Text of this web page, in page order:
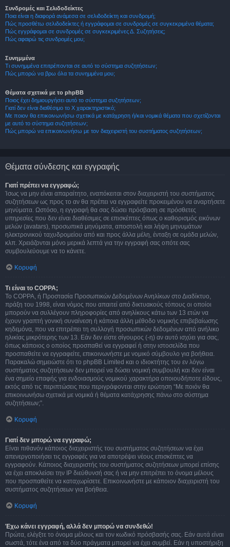
Συνδρομές και Σελιδοδείκτες
Ποια είναι η διαφορά ανάμεσα σε σελιδοδείκτη και συνδρομή;
Πώς προσθέτω σελιδοδείκτες ή εγγράφομαι σε συνδρομές σε συγκεκριμένα θέματα;
Πώς εγγράφομαι σε συνδρομές σε συγκεκριμένες Δ. Συζητήσεις;
Πώς αφαιρώ τις συνδρομές μου;
Συνημμένα
Τι συνημμένα επιτρέπονται σε αυτό το σύστημα συζητήσεων;
Πώς μπορώ να βρω όλα τα συνημμένα μου;
Θέματα σχετικά με το phpBB
Ποιος έχει δημιουργήσει αυτό το σύστημα συζητήσεων;
Γιατί δεν είναι διαθέσιμο το Χ χαρακτηριστικό;
Με ποιον θα επικοινωνήσω σχετικά με κατάχρηση ή/και νομικά θέματα που σχετίζονται
με αυτό το σύστημα συζητήσεων;
Πώς μπορώ να επικοινωνήσω με τον διαχειριστή του συστήματος συζητήσεων;
Θέματα σύνδεσης και εγγραφής
Γιατί πρέπει να εγγραφώ;
Ίσως να μην είναι απαραίτητο, εναπόκειται στον διαχειριστή του συστήματος
συζητήσεων ως προς το αν θα πρέπει να εγγραφείτε προκειμένου να αναρτήσετε
μηνύματα. Ωστόσο, η εγγραφή θα σας δώσει πρόσβαση σε πρόσθετες
υπηρεσίες που δεν είναι διαθέσιμες σε επισκέπτες όπως ο καθορισμός εικόνων
μελών (avatars), προσωπικά μηνύματα, αποστολή και λήψη μηνυμάτων
ηλεκτρονικού ταχυδρομείου από και προς άλλα μέλη, ένταξη σε ομάδα μελών,
κλπ. Χρειάζονται μόνο μερικά λεπτά για την εγγραφή σας οπότε σας
συμβουλεύουμε να το κάνετε.
Κορυφή
Τι είναι το COPPA;
Το COPPA, ή Προστασία Προσωπικών Δεδομένων Ανηλίκων στο Διαδίκτυο,
πράξη του 1998, είναι νόμος που απαιτεί από δικτυακούς τόπους οι οποίοι
μπορούν να συλλέγουν πληροφορίες από ανηλίκους κάτω των 13 ετών να
έχουν γραπτή γονική συναίνεση ή κάποια άλλη μέθοδο νομικής επιβεβαίωσης
κηδεμόνα, που να επιτρέπει τη συλλογή προσωπικών δεδομένων από ανήλικο
ηλικίας μικρότερης των 13. Εάν δεν είστε σίγουρος (-η) αν αυτό ισχύει για σας,
όπως κάποιος ο οποίος προσπαθεί να εγγραφεί ή στην ιστοσελίδα που
προσπαθείτε να εγγραφείτε, επικοινωνήστε με νομικό σύμβουλο για βοήθεια.
Παρακαλώ σημειώστε ότι το phpBB Limited και ο ιδιοκτήτης του εν λόγω
συστήματος συζητήσεων δεν μπορεί να δώσει νομική συμβουλή και δεν είναι
ένα σημείο επαφής για ενδοιασμούς νομικού χαρακτήρα οποιουδήποτε είδους,
εκτός από τις περιπτώσεις που περιγράφονται στην ερώτηση “Με ποιόν θα
επικοινωνήσω σχετικά με νομικά ή θέματα κατάχρησης πάνω στο σύστημα
συζητήσεων;”.
Κορυφή
Γιατί δεν μπορώ να εγγραφώ;
Είναι πιθανόν κάποιος διαχειριστής του συστήματος συζητήσεων να έχει
απενεργοποιήσει τις εγγραφές για να αποτρέψει νέους επισκέπτες να
εγγραφούν. Κάποιος διαχειριστής του συστήματος συζητήσεων μπορεί επίσης
να έχει αποκλείσει την IP διεύθυνσή σας ή να μην επιτρέπει το όνομα μέλους
που προσπαθείτε να καταχωρίσετε. Επικοινωνήστε με κάποιον διαχειριστή του
συστήματος συζητήσεων για βοήθεια.
Κορυφή
Έχω κάνει εγγραφή, αλλά δεν μπορώ να συνδεθώ!
Πρώτα, ελέγξτε το όνομα μέλους και τον κωδικό πρόσβασής σας. Εάν αυτά είναι
σωστά, τότε ένα από τα δύο πράγματα μπορεί να έχει συμβεί. Εάν η υποστήριξη